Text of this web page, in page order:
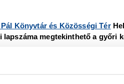
Könyvtár és Közösségi Tér
lapszáma megtekinthető a győri